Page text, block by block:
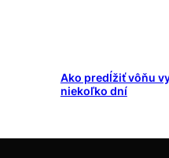
Ako predĺžiť vôňu
niekoľko dní